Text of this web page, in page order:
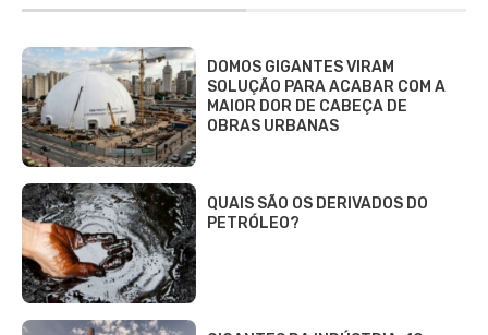
DOMOS GIGANTES VIRAM
SOLUÇÃO PARA ACABAR COM A
MAIOR DOR DE CABEÇA DE
OBRAS URBANAS
QUAIS SÃO OS DERIVADOS DO
PETRÓLEO?